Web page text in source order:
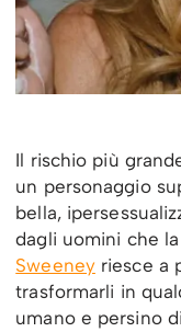
Il rischio più
un personaggio
bella,
dagli uomini che
Sweeneyriesce a
trasformarli in
umano e persino